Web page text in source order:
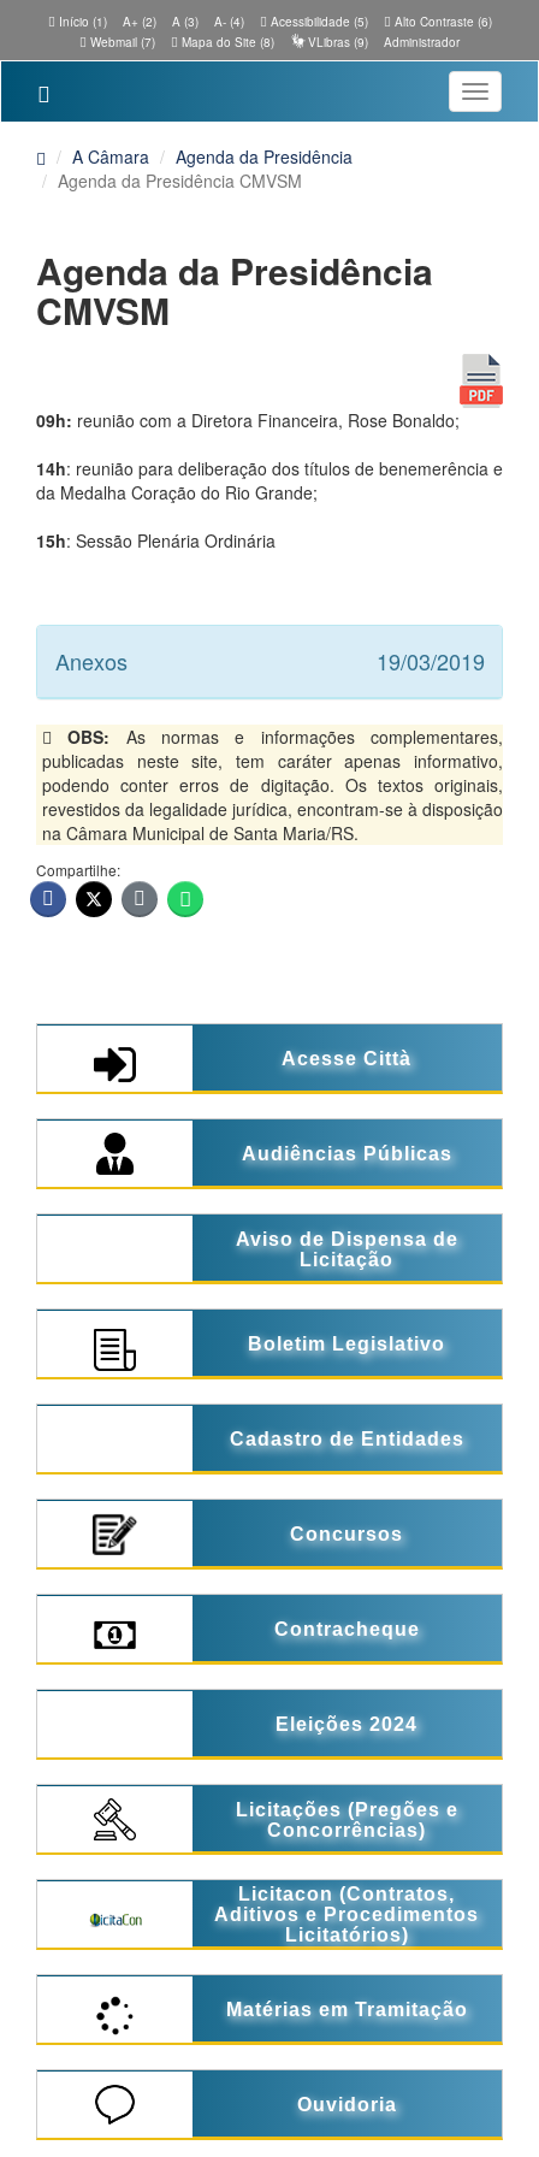
Início (1) A+ (2) A (3) A- (4) Acessibilidade (5)
Alto Contraste (6)
Webmail (7)
Mapa do Site (8) VLibras (9) Administrador
Toggle
A Câmara
Agenda da Presidência
Agenda da Presidência CMVSM
Agenda da Presidência
CMVSM
09h: reunião com a Diretora Financeira, Rose Bonaldo;
14h: reunião para deliberação dos títulos de benemerência e
da Medalha Coração do Rio Grande;
15h: Sessão Plenária Ordinária
Anexos 19/03/2019
OBS: As normas e informações complementares,
publicadas neste site, tem caráter apenas informativo,
podendo conter erros de digitação. Os textos originais,
revestidos da legalidade jurídica, encontram-se à disposição
na Câmara Municipal de Santa Maria/RS.
Compartilhe:
Acesse Città
Audiências Públicas
Aviso de Dispensa de
Licitação
Boletim Legislativo
Cadastro de Entidades
Concursos
Contracheque
Eleições 2024
Licitações (Pregões e
Concorrências)
Licitacon (Contratos,
Aditivos e Procedimentos
Licitatórios)
Matérias em Tramitação
Ouvidoria